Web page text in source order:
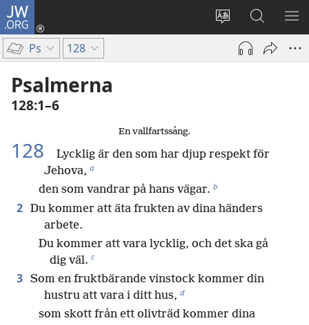
JW.ORG
Ändra
webbplatsens
språk
Logga
(öppnar
Sök
på
jw.org
Ps 128
Psalmerna
128:1–6
En vallfartssång.
128
Lycklig är den som har djup respekt för
Jehova, a
den som vandrar på hans vägar. b
2 Du kommer att äta frukten av dina händers
arbete.
Du kommer att vara lycklig, och det ska gå
dig väl. c
3 Som en fruktbärande vinstock kommer din
hustru att vara i ditt hus, d
som skott från ett olivträd kommer dina